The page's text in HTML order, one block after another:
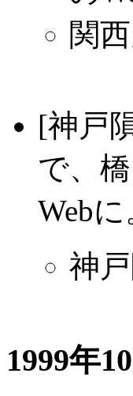
関
[神戸
で、
Webに
神
1999年